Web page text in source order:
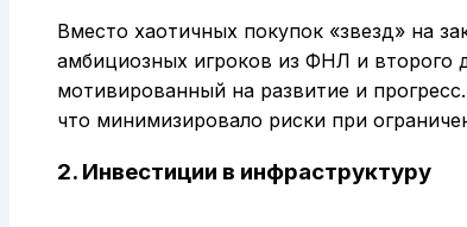
Вместо хаотичных покупок «звезд» на
амбициозных игроков из ФНЛ и второго
мотивированный на развитие и
что минимизировало риски при
2. Инвестиции в инфраструктуру